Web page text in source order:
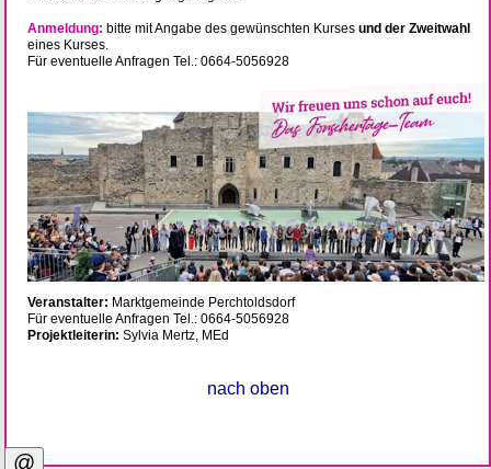
@
Anmeldung: bitte mit Angabe des gewünschten Kursesund der Zweitwahl
eines Kurses.
Für eventuelle Anfragen Tel.: 0664-5056928
Veranstalter: Marktgemeinde Perchtoldsdorf
Für eventuelle Anfragen Tel.: 0664-5056928
Projektleiterin: Sylvia Mertz, MEd
nach oben